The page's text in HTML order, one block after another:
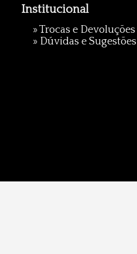
Institucional
»Trocas e Devoluções
» Dúvidas e Sugestões